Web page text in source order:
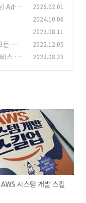
2026.02.01
2024.10.06
2023.08.11
든 것 2022.12.05
스 구
2022.08.23
시스템 개발 스킬